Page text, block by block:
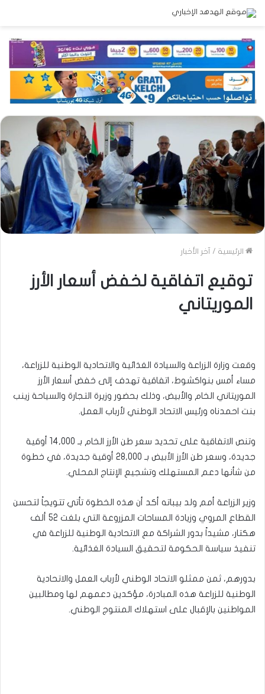
الرئيسية / آخر الأخبار
توقيع اتفاقية لخفض أسعار الأرز
الموريتاني
وقعت وزارة الزراعة والسيادة الغذائية والاتحادية الوطنية للزراعة،
مساء أمس بنواكشوط، اتفاقية تهدف إلى خفض أسعار الأرز
الموريتاني الخام والأبيض، وذلك بحضور وزيرة التجارة والسياحة زينب
بنت احمدناه ورئيس الاتحاد الوطني لأرباب العمل.
وتنص الاتفاقية على تحديد سعر طن الأرز الخام بـ 14,000 أوقية
جديدة، وسعر طن الأرز الأبيض بـ 28,000 أوقية جديدة، في خطوة
من شأنها دعم المستهلك وتشجيع الإنتاج المحلي.
وزير الزراعة أمم ولد بيباته أكد أن هذه الخطوة تأتي تتويجاً لتحسن
القطاع المروي وزيادة المساحات المزروعة التي بلغت 52 ألف
هكتار، مشيداً بدور الشراكة مع الاتحادية الوطنية للزراعة في
تنفيذ سياسة الحكومة لتحقيق السيادة الغذائية.
بدورهم، ثمن ممثلو الاتحاد الوطني لأرباب العمل والاتحادية
الوطنية للزراعة هذه المبادرة، مؤكدين دعمهم لها ومطالبين
المواطنين بالإقبال على استهلاك المنتوج الوطني.